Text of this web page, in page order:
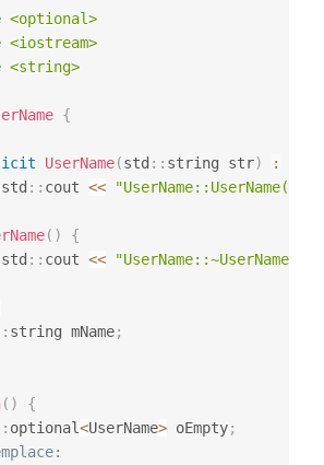
<optional>
<iostream>
<string>
{
UserName(std :: string str) :
:: cout << "UserName::UserName('"
( )
{
:: cout <<
"UserName::~UserName('"
string mName;
( )
{
optional<UserName> oEmpty;